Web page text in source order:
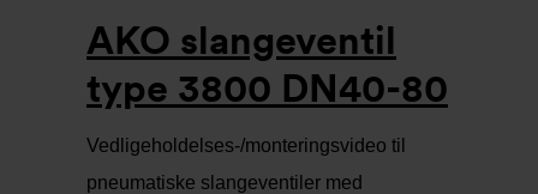
AKO slangeventil
type 3800 DN40-80
Vedligeholdelses-/monteringsvideo til
pneumatiske slangeventiler med